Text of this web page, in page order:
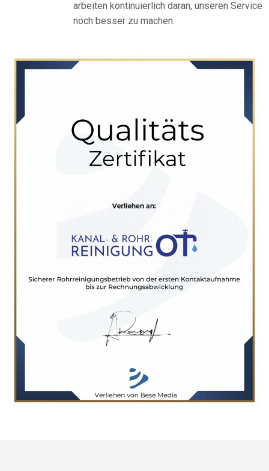
arbeiten kontinuierlich daran, unseren Service
noch besser zu machen.